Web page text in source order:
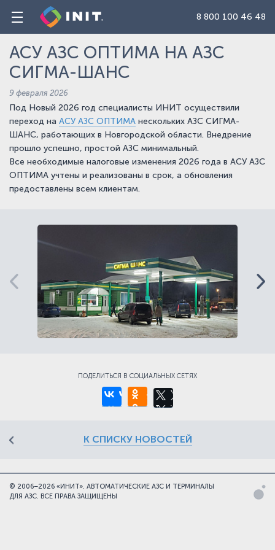
8 800 100 46 48
АСУ АЗС ОПТИМА НА АЗС
СИГМА-ШАНС
9 февраля 2026
Под Новый 2026 год специалисты ИНИТ осуществили
переход на АСУ АЗС ОПТИМА нескольких АЗС СИГМА-
ШАНС, работающих в Новгородской области. Внедрение
прошло успешно, простой АЗС минимальный.
Все необходимые налоговые изменения 2026 года в АСУ АЗС
ОПТИМА учтены и реализованы в срок, а обновления
предоставлены всем клиентам.
К СПИСКУ НОВОСТЕЙ
ПОДЕЛИТЬСЯ В СОЦИАЛЬНЫХ СЕТЯХ
© 2006–2026 «ИНИТ». АВТОМАТИЧЕСКИЕ АЗС И ТЕРМИНАЛЫ
ДЛЯ АЗС. ВСЕ ПРАВА ЗАЩИЩЕНЫ